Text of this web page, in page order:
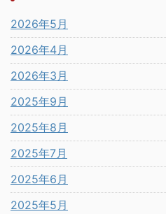
2026年5月
2026年4月
2026年3月
2025年9月
2025年8月
2025年7月
2025年6月
2025年5月